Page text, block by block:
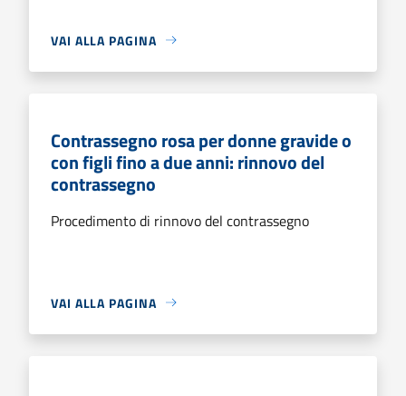
VAI ALLA PAGINA
Contrassegno rosa per donne gravide o
con figli fino a due anni: rinnovo del
contrassegno
Procedimento di rinnovo del contrassegno
VAI ALLA PAGINA